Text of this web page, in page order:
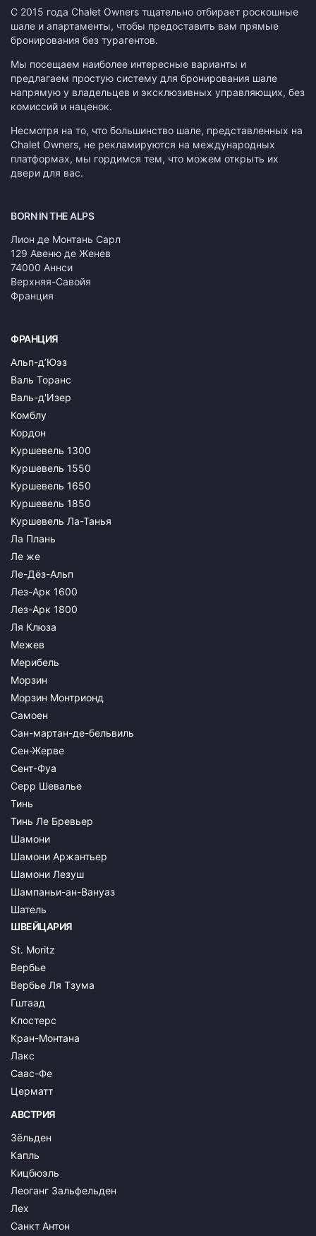
С 2015 года Chalet Owners тщательно отбирает роскошные
шале и апартаменты, чтобы предоставить вам прямые
бронирования без турагентов.
Мы посещаем наиболее интересные варианты и
предлагаем простую систему для бронирования шале
напрямую у владельцев и эксклюзивных управляющих, без
комиссий и наценок.
Несмотря на то, что большинство шале, представленных на
Chalet Owners, не рекламируются на международных
платформах, мы гордимся тем, что можем открыть их
двери для вас.
BORN IN THE ALPS
Лион де Монтань Сарл
129 Авеню де Женев
74000 Аннси
Верхняя-Савойя
Франция
ФРАНЦИЯ
Альп-д’Юэз
Валь Торанс
Валь-д'Изер
Комблу
Кордон
Куршевель 1300
Куршевель 1550
Куршевель 1650
Куршевель 1850
Куршевель Ла-Танья
Ла Плань
Ле же
Ле-Дёз-Альп
Лез-Арк 1600
Лез-Арк 1800
Ля Клюза
Межев
Мерибель
Морзин
Морзин Монтрионд
Самоен
Сан-мартан-де-бельвиль
Сен-Жерве
Сент-Фуа
Серр Шевалье
Тинь
Тинь Ле Бревьер
Шамони
Шамони Аржантьер
Шамони Лезуш
Шампаньи-ан-Вануаз
Шатель
ШВЕЙЦАРИЯ
St. Moritz
Вербье
Вербье Ля Тзума
Гштаад
Клостерс
Кран-Монтана
Лакс
Саас-Фе
Церматт
АВСТРИЯ
Зёльден
Капль
Кицбюэль
Леоганг Зальфельден
Лех
Санкт Антон